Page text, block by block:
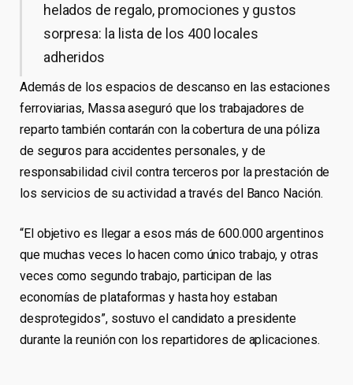
helados de regalo, promociones y gustos
sorpresa: la lista de los 400 locales
adheridos
Además de los espacios de descanso en las estaciones
ferroviarias, Massa aseguró que los trabajadores de
reparto también contarán con la cobertura de una póliza
de seguros para accidentes personales, y de
responsabilidad civil contra terceros por la prestación de
los servicios de su actividad a través del Banco Nación.
“El objetivo es llegar a esos más de 600.000 argentinos
que muchas veces lo hacen como único trabajo, y otras
veces como segundo trabajo, participan de las
economías de plataformas y hasta hoy estaban
desprotegidos”, sostuvo el candidato a presidente
durante la reunión con los repartidores de aplicaciones.